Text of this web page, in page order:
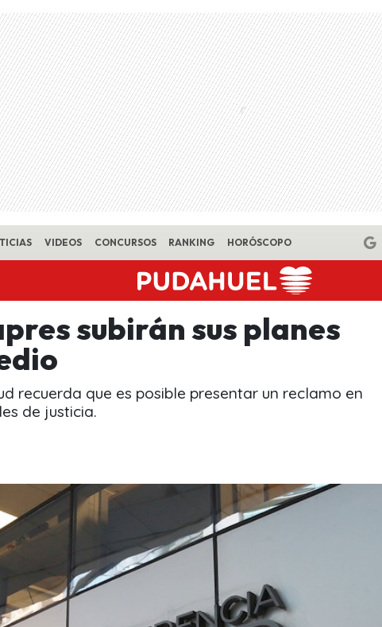
VIDEOS CONCURSOS RANKING HORÓSCOPO
subirán sus planes
recuerda que es posible presentar un reclamo en
de justicia.